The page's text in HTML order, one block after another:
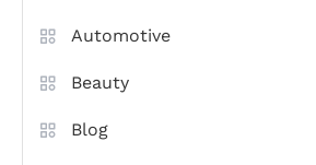
Automotive
Beauty
Blog